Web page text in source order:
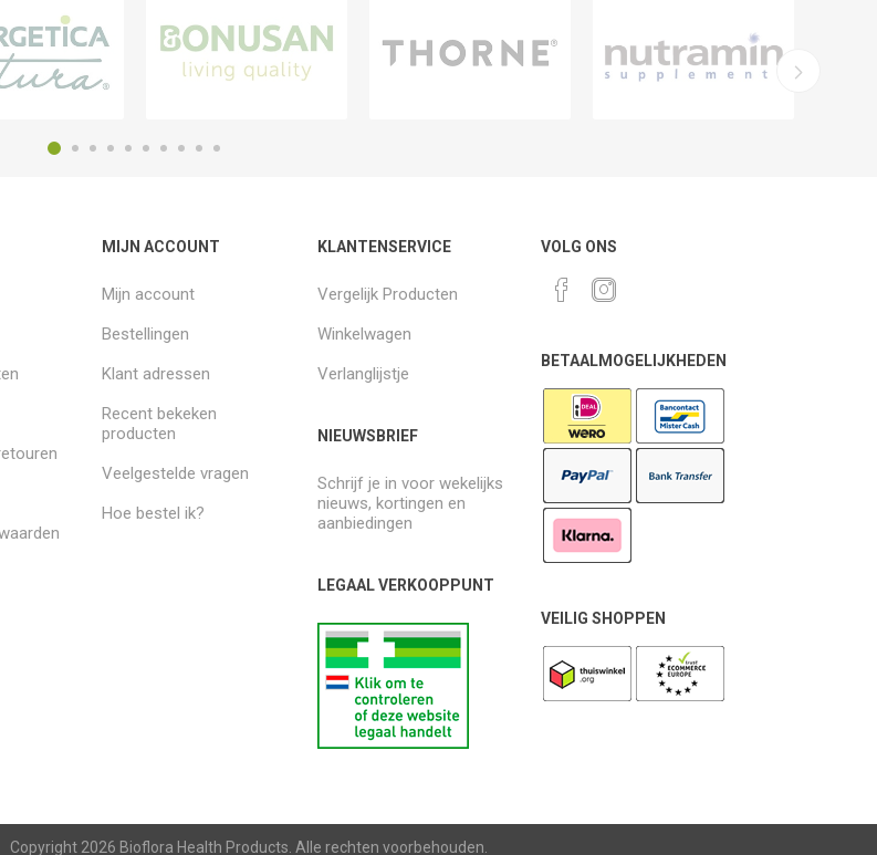
MIJN ACCOUNT
Mijn account
Bestellingen
Klant adressen
Recent bekeken
producten
Veelgestelde vragen
Hoe bestel ik?
KLANTENSERVICE
Vergelijk Producten
Winkelwagen
Verlanglijstje
NIEUWSBRIEF
Schrijf je in voor wekelijks
nieuws, kortingen en
aanbiedingen
LEGAAL VERKOOPPUNT
VOLG ONS
BETAALMOGELIJKHEDEN
VEILIG SHOPPEN
Copyright 2026 Bioflora Health Products. Alle rechten voorbehouden.